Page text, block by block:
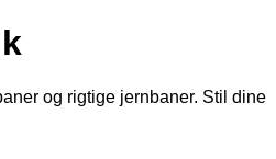
og rigtige jernbaner. Stil dine